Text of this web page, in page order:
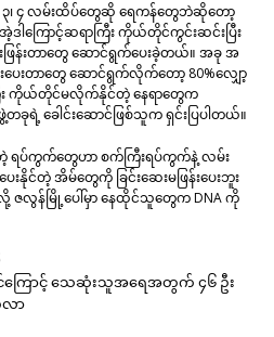
၊ ၃၊ ၄ လမ်းထိပ်တွေဆို ရေကန်တွေဘဲဆိုတော့
အဲ့ဒါကြောင့်ဆရာကြီး ကိုယ်တိုင်ကွင်းဆင်းပြီး
ြန်းတာတွေ ဆောင်ရွက်ပေးခဲ့တယ်။ အခု အ
ေးတာတွေ ဆောင်ရွက်လိုက်တော့ 80%လျှော့
း ကိုယ်တိုင်မလိုက်နိုင်တဲ့ နေရာတွေက
ခေါင်းဆောင်ဖြစ်သူက ရှင်းပြပါတယ်။
ရပ်ကွက်တွေဟာ စက်ကြီးရပ်ကွက်နဲ့ လမ်း
းနိုင်တဲ့ အိမ်တွေကို ခြင်းဆေးမဖြန်းပေးဘူး
န်မြို့ပေါ်မှာ နေထိုင်သူတွေက DNA ကို
ကြောင့် သေဆုံးသူအရေအတွက် ၄၆ ဦး
ာ